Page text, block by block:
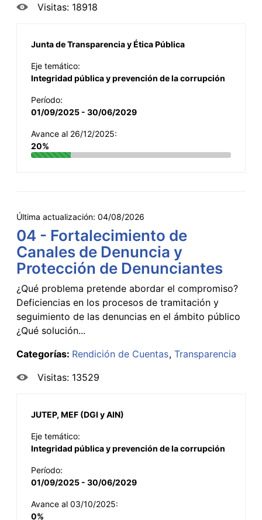
Visitas: 18918
Junta de Transparencia y Ética Pública
Eje temático:
Integridad pública y prevención de la corrupción
Período:
01/09/2025 - 30/06/2029
Avance al 26/12/2025:
20%
Última actualización: 04/08/2026
04 - Fortalecimiento de
Canales de Denuncia y
Protección de Denunciantes
¿Qué problema pretende abordar el compromiso?
Deficiencias en los procesos de tramitación y
seguimiento de las denuncias en el ámbito público
¿Qué solución...
Categorías: Rendición de Cuentas Transparencia
Visitas: 13529
JUTEP, MEF (DGI y AIN)
Eje temático:
Integridad pública y prevención de la corrupción
Período:
01/09/2025 - 30/06/2029
Avance al 03/10/2025:
0%